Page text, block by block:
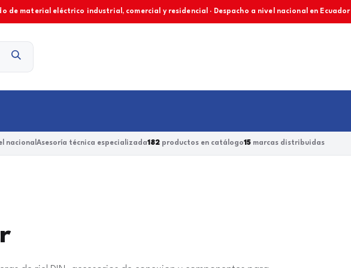
de material eléctrico industrial, comercial y residencial · Despacho a nivel nacional en Ecuador
nacional Asesoría técnica especializada182productos en catálogo15marcas distribuidas